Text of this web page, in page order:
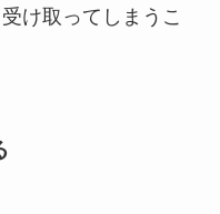
け取ってしまうこ